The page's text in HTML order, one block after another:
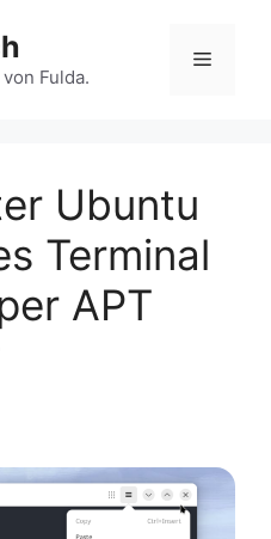
Fulda.
Menü
Ubuntu
Terminal
APT